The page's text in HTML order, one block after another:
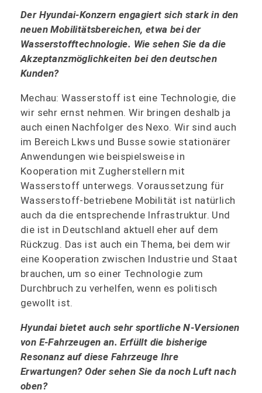
Der Hyundai-Konzern engagiert sich stark in den
neuen Mobilitätsbereichen, etwa bei der
Wasserstofftechnologie. Wie sehen Sie da die
Akzeptanzmöglichkeiten bei den deutschen
Kunden?
Mechau: Wasserstoff ist eine Technologie, die
wir sehr ernst nehmen. Wir bringen deshalb ja
auch einen Nachfolger des Nexo. Wir sind auch
im Bereich Lkws und Busse sowie stationärer
Anwendungen wie beispielsweise in
Kooperation mit Zugherstellern mit
Wasserstoff unterwegs. Voraussetzung für
Wasserstoff-betriebene Mobilität ist natürlich
auch da die entsprechende Infrastruktur. Und
die ist in Deutschland aktuell eher auf dem
Rückzug. Das ist auch ein Thema, bei dem wir
eine Kooperation zwischen Industrie und Staat
brauchen, um so einer Technologie zum
Durchbruch zu verhelfen, wenn es politisch
gewollt ist.
Hyundai bietet auch sehr sportliche N-Versionen
von E-Fahrzeugen an. Erfüllt die bisherige
Resonanz auf diese Fahrzeuge Ihre
Erwartungen? Oder sehen Sie da noch Luft nach
oben?